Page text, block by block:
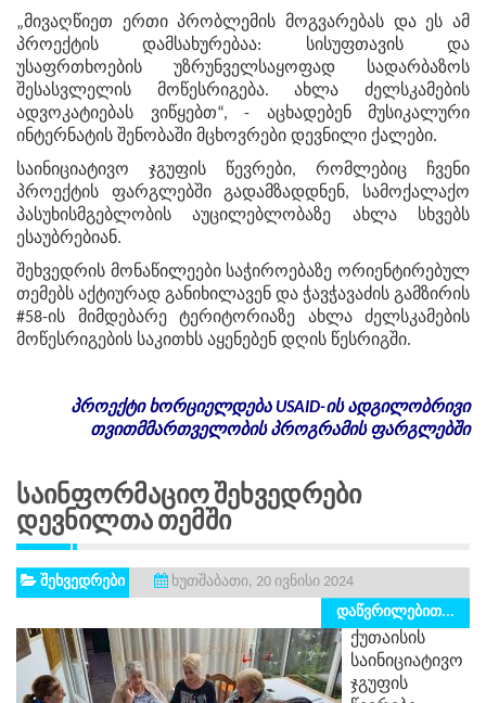
„მივაღწიეთ ერთი პრობლემის მოგვარებას და ეს ამ
პროექტის დამსახურებაა: სისუფთავის და
უსაფრთხოების უზრუნველსაყოფად სადარბაზოს
შესასვლელის მოწესრიგება. ახლა ძელსკამების
ადვოკატიებას ვიწყებთ“, - აცხადებენ მუსიკალური
ინტერნატის შენობაში მცხოვრები დევნილი ქალები.
საინიციატივო ჯგუფის წევრები, რომლებიც ჩვენი
პროექტის ფარგლებში გადამზადდნენ, სამოქალაქო
პასუხისმგებლობის აუცილებლობაზე ახლა სხვებს
ესაუბრებიან.
შეხვედრის მონაწილეები საჭიროებაზე ორიენტირებულ
თემებს აქტიურად განიხილავენ და ჭავჭავაძის გამზირის
#58-ის მიმდებარე ტერიტორიაზე ახლა ძელსკამების
მოწესრიგების საკითხს აყენებენ დღის წესრიგში.
პროექტი ხორციელდებაUSAID-ის ადგილობრივი
თვითმმართველობის პროგრამის ფარგლებში
Საინფორმაციო Შეხვედრები
Დევნილთა Თემში
შეხვედრები
ხუთშაბათი, 20 ივნისი 2024
დაწვრილებით...
ქუთაისის
საინიციატივო
ჯგუფის